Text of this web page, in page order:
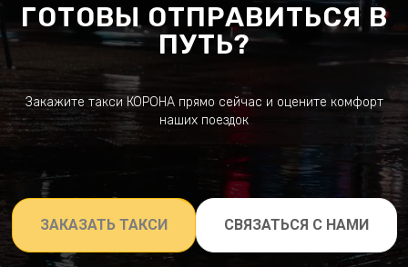
ГОТОВЫ ОТПРАВИТЬСЯ В
ПУТЬ?
Закажите такси КОРОНА прямо сейчас и оцените комфорт
наших поездок
ЗАКАЗАТЬ ТАКСИ СВЯЗАТЬСЯ С НАМИ